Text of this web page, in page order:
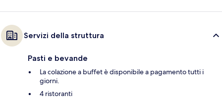
Servizi della struttura
Pasti e bevande
La colazione a buffet è disponibile a pagamento tutti i
giorni.
4 ristoranti